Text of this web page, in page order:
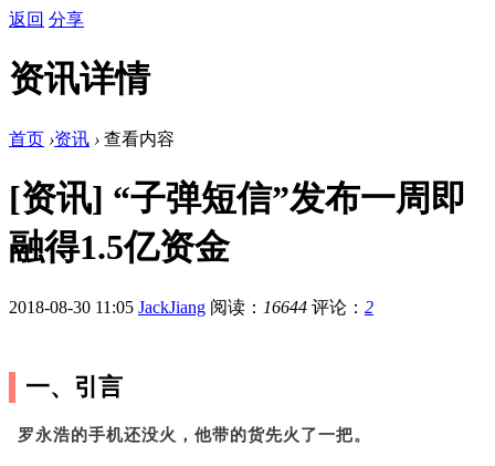
返回 分享
资讯详情
首页 ›资讯 › 查看内容
[资讯] “子弹短信”发布一周即
融得1.5亿资金
2018-08-30 11:05 JackJiang 阅读： 16644 评论： 2
一、引言
罗永浩的手机还没火，他带的货先火了一把。